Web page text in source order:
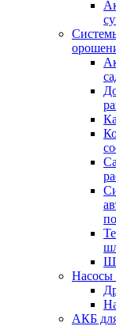
Насосы
АКБ